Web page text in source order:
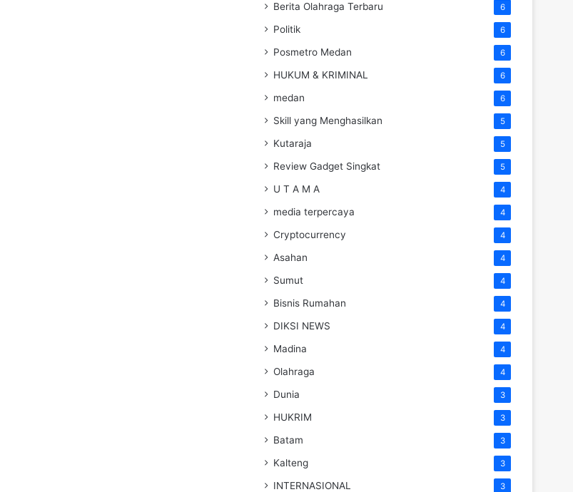
Berita Olahraga Terbaru 6
Politik 6
Posmetro Medan 6
HUKUM & KRIMINAL 6
medan 6
Skill yang Menghasilkan 5
Kutaraja 5
Review Gadget Singkat 5
U T A M A 4
media terpercaya 4
Cryptocurrency 4
Asahan 4
Sumut 4
Bisnis Rumahan 4
DIKSI NEWS 4
Madina 4
Olahraga 4
Dunia 3
HUKRIM 3
Batam 3
Kalteng 3
INTERNASIONAL 3